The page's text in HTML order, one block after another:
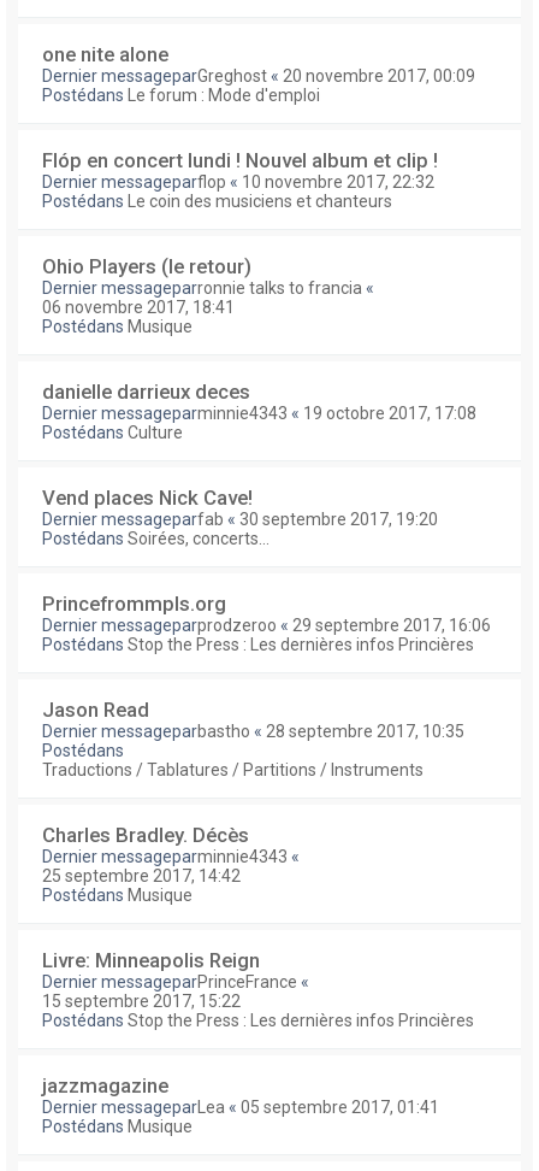
one nite alone
Dernier messageparGreghost « 20 novembre 2017, 00:09
Postédans
Le forum : Mode d'emploi
Flóp en concert lundi ! Nouvel album et clip !
Dernier messageparflop « 10 novembre 2017, 22:32
Postédans
Le coin des musiciens et chanteurs
Ohio Players (le retour)
Dernier messageparronnie talks to francia «
06 novembre 2017, 18:41
Postédans Musique
danielle darrieux deces
Dernier messageparminnie4343 « 19 octobre 2017, 17:08
Postédans Culture
Vend places Nick Cave!
Dernier messageparfab « 30 septembre 2017, 19:20
Postédans Soirées, concerts...
Princefrommpls.org
Dernier messageparprodzeroo « 29 septembre 2017, 16:06
Postédans Stop the Press : Les dernières infos Princières
Jason Read
Dernier messageparbastho « 28 septembre 2017, 10:35
Postédans
Traductions / Tablatures / Partitions / Instruments
Charles Bradley. Décès
Dernier messageparminnie4343 «
25 septembre 2017, 14:42
Postédans Musique
Livre: Minneapolis Reign
Dernier messageparPrinceFrance «
15 septembre 2017, 15:22
Postédans Stop the Press : Les dernières infos Princières
jazzmagazine
Dernier messagepar Lea « 05 septembre 2017, 01:41
Postédans Musique